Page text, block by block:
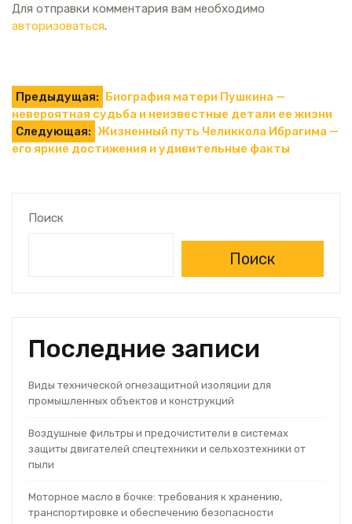
Для отправки комментария вам необходимо
авторизоваться.
Навигация
по
записям
Предыдущая: Биография матери Пушкина —
невероятная судьба и неизвестные детали ее жизни
Следующая: Жизненный путь Челиккола Ибрагима —
его яркие достижения и удивительные факты
Поиск
Поиск
Последние записи
Виды технической огнезащитной изоляции для
промышленных объектов и конструкций
Воздушные фильтры и предочистители в системах
защиты двигателей спецтехники и сельхозтехники от
пыли
Моторное масло в бочке: требования к хранению,
транспортировке и обеспечению безопасности